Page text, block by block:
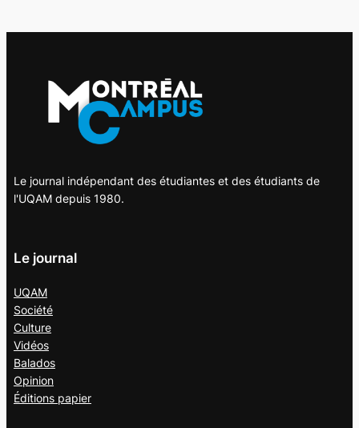
Le journal indépendant des étudiantes et des étudiants de
l'UQAM depuis 1980.
Le journal
UQAM
Société
Culture
Vidéos
Balados
Opinion
Éditions papier